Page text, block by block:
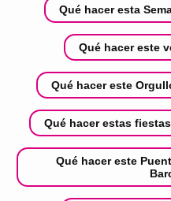
Qué hacer esta
Qué hacer este
Qué hacer este
Qué hacer estas
Qué hacer este